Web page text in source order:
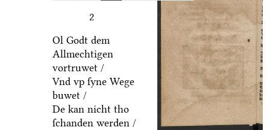
2
Ol Godt dem
Allmechtigen
vortruwet /
Vnd vp ſyne Wege
buwet /
De kan nicht tho
ſchanden werden /